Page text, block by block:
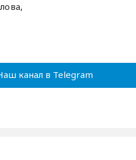
канал в Telegram